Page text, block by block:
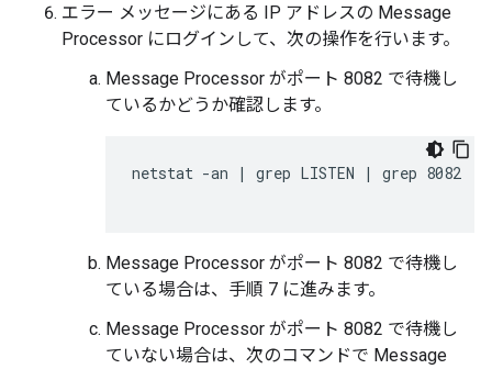
エラー メッセージにある IP アドレスの Message
Processor にログインして、次の操作を行います。
Message Processor がポート 8082 で待機し
ているかどうか確認します。
netstat -an | grep LISTEN | grep 8082
Message Processor がポート 8082 で待機し
ている場合は、手順 7 に進みます。
Message Processor がポート 8082 で待機し
ていない場合は、次のコマンドで Message